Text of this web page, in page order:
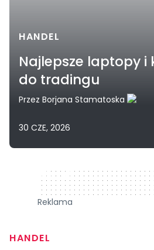
HANDEL
Najlepsze laptopy
do tradingu
Przez Borjana Stamatoska
30 CZE, 2026
320 x 50
Reklama
HANDEL